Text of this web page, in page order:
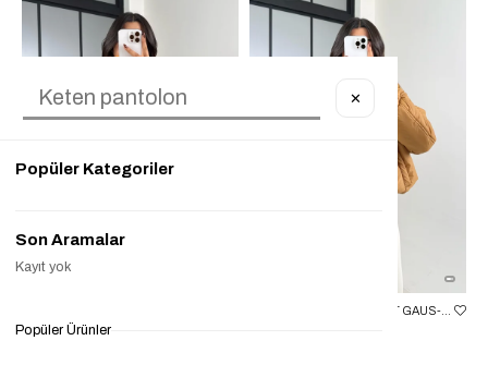
₺500,00
₺1.799,90
✕
Popüler Kategoriler
Son Aramalar
Kayıt yok
Popüler Ürünler